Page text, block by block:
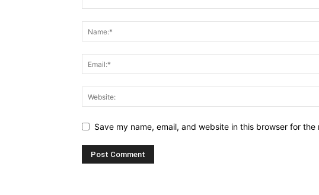
Save my name, email, and website in this browser for